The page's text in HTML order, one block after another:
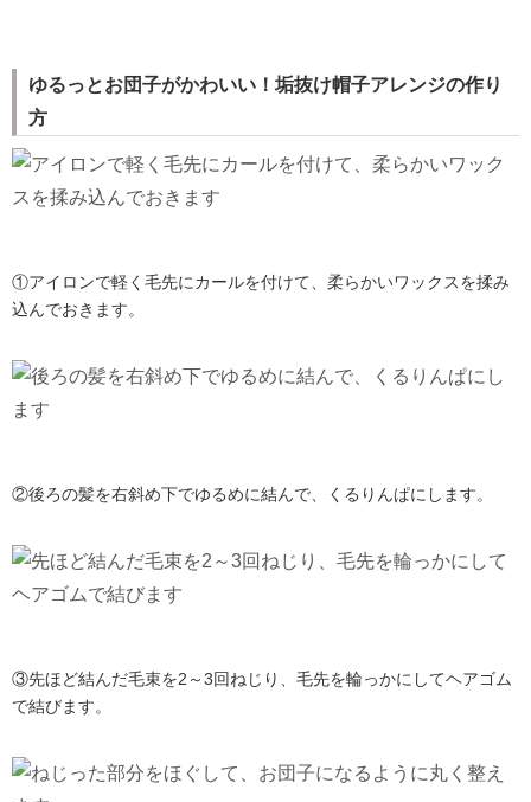
ゆるっとお団子がかわいい！垢抜け帽子アレンジの作り
方
①アイロンで軽く毛先にカールを付けて、柔らかいワックスを揉み
込んでおきます。
②後ろの髪を右斜め下でゆるめに結んで、くるりんぱにします。
③先ほど結んだ毛束を2～3回ねじり、毛先を輪っかにしてヘアゴム
で結びます。